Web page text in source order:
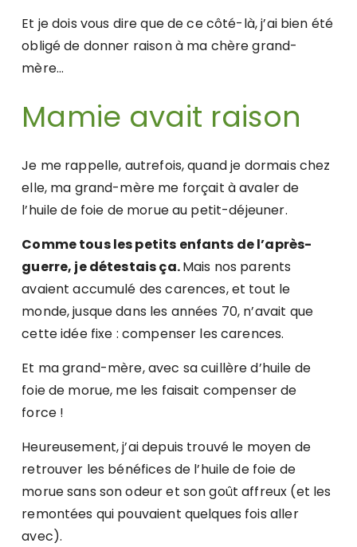
Et je dois vous dire que de ce côté-là, j’ai bien été
obligé de donner raison à ma chère grand-
mère…
Mamie avait raison
Je me rappelle, autrefois, quand je dormais chez
elle, ma grand-mère me forçait à avaler de
l’huile de foie de morue au petit-déjeuner.
Comme tous les petits enfants de l’après-
guerre, je détestais ça.Mais nos parents
avaient accumulé des carences, et tout le
monde, jusque dans les années 70, n’avait que
cette idée fixe : compenser les carences.
Et ma grand-mère, avec sa cuillère d’huile de
foie de morue, me les faisait compenser de
force !
Heureusement, j’ai depuis trouvé le moyen de
retrouver les bénéfices de l’huile de foie de
morue sans son odeur et son goût affreux (et les
remontées qui pouvaient quelques fois aller
avec).